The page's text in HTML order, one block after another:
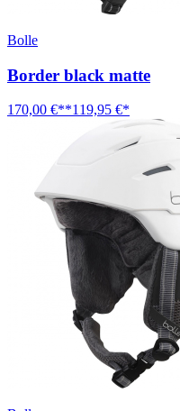
Bolle
Border black matte
170,00 €**119,95 €*